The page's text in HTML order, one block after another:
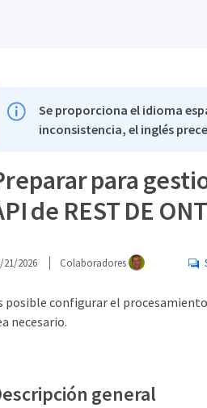
Se proporciona el idioma
inconsistencia, el inglés
para
de REST DE
21/2026 Colaboradores
posible configurar el procesamiento
necesario.
general